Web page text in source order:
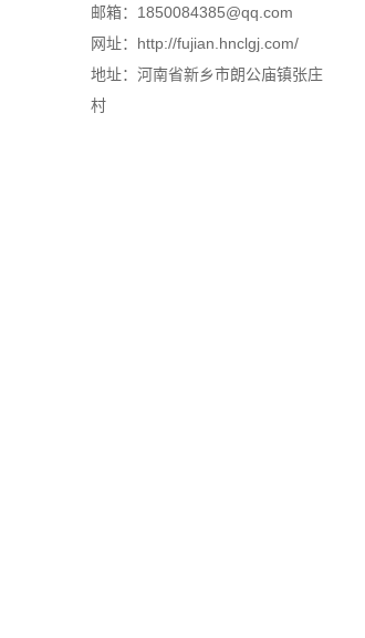
邮箱：1850084385@qq.com
网址：http://fujian.hnclgj.com/
地址：河南省新乡市朗公庙镇张庄
村